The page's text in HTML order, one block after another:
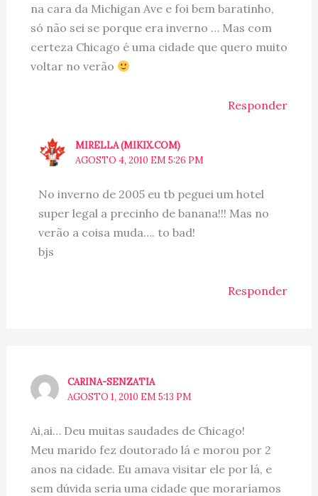
na cara da Michigan Ave e foi bem baratinho,
só não sei se porque era inverno … Mas com
certeza Chicago é uma cidade que quero muito
voltar no verão
Responder
MIRELLA (MIKIX.COM)
AGOSTO 4, 2010 EM 5:26 PM
No inverno de 2005 eu tb peguei um hotel
super legal a precinho de banana!!! Mas no
verão a coisa muda…. to bad!
bjs
Responder
CARINA-SENZATIA
AGOSTO 1, 2010 EM 5:13 PM
Ai,ai… Deu muitas saudades de Chicago!
Meu marido fez doutorado lá e morou por 2
anos na cidade. Eu amava visitar ele por lá, e
sem dúvida seria uma cidade que moraríamos